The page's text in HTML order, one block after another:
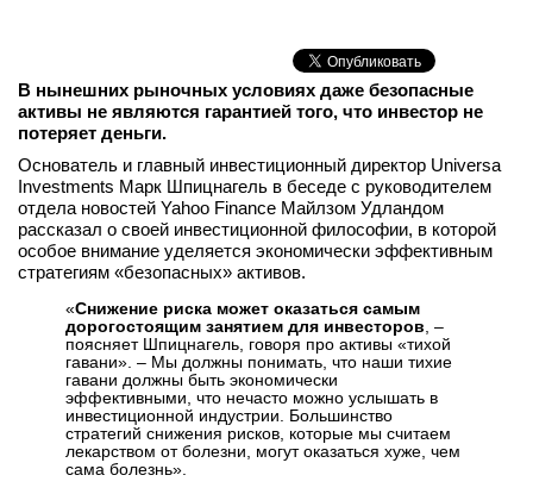
Мероприятия
Новости
Интервью
вконтакте
телеграм
Стать автором
Вход
В нынешних рыночных условиях даже безопасные
активы не являются гарантией того, что инвестор не
потеряет деньги.
Основатель и главный инвестиционный директор Universa
Investments Марк Шпицнагель в беседе с руководителем
отдела новостей Yahoo Finance Майлзом Удландом
рассказал о своей инвестиционной философии, в которой
особое внимание уделяется экономически эффективным
стратегиям «безопасных» активов.
«Снижение риска может оказаться самым
дорогостоящим занятием для инвесторов , –
поясняет Шпицнагель, говоря про активы «тихой
гавани». – Мы должны понимать, что наши тихие
гавани должны быть экономически
эффективными, что нечасто можно услышать в
инвестиционной индустрии. Большинство
стратегий снижения рисков, которые мы считаем
лекарством от болезни, могут оказаться хуже, чем
сама болезнь».